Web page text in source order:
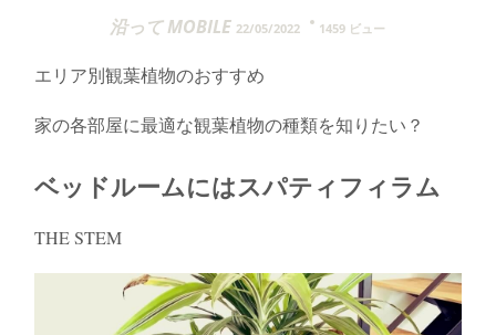
沿って MOBILE 22/05/2022 1459 ビュー
エリア別観葉植物のおすすめ
家の各部屋に最適な観葉植物の種類を知りたい？
ベッドルームにはスパティフィラム
THE STEM